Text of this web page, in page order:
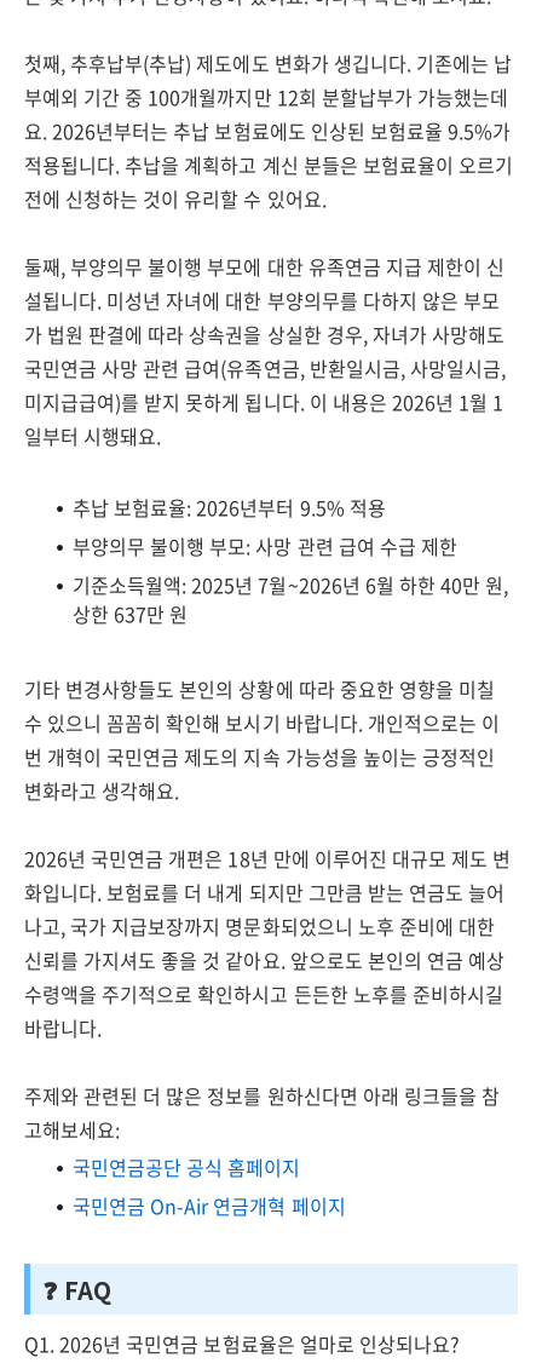
첫째, 추후납부(추납) 제도에도 변화가 생깁니다. 기존에는 납
부예외 기간 중 100개월까지만 12회 분할납부가 가능했는데
요. 2026년부터는 추납 보험료에도 인상된 보험료율 9.5%가
적용됩니다. 추납을 계획하고 계신 분들은 보험료율이 오르기
전에 신청하는 것이 유리할 수 있어요.
둘째, 부양의무 불이행 부모에 대한 유족연금 지급 제한이 신
설됩니다. 미성년 자녀에 대한 부양의무를 다하지 않은 부모
가 법원 판결에 따라 상속권을 상실한 경우, 자녀가 사망해도
국민연금 사망 관련 급여(유족연금, 반환일시금, 사망일시금,
미지급급여)를 받지 못하게 됩니다. 이 내용은 2026년 1월 1
일부터 시행돼요.
추납 보험료율: 2026년부터 9.5% 적용
부양의무 불이행 부모: 사망 관련 급여 수급 제한
기준소득월액: 2025년 7월~2026년 6월 하한 40만 원,
상한 637만 원
기타 변경사항들도 본인의 상황에 따라 중요한 영향을 미칠
수 있으니 꼼꼼히 확인해 보시기 바랍니다. 개인적으로는 이
번 개혁이 국민연금 제도의 지속 가능성을 높이는 긍정적인
변화라고 생각해요.
2026년 국민연금 개편은 18년 만에 이루어진 대규모 제도 변
화입니다. 보험료를 더 내게 되지만 그만큼 받는 연금도 늘어
나고, 국가 지급보장까지 명문화되었으니 노후 준비에 대한
신뢰를 가지셔도 좋을 것 같아요. 앞으로도 본인의 연금 예상
수령액을 주기적으로 확인하시고 든든한 노후를 준비하시길
바랍니다.
주제와 관련된 더 많은 정보를 원하신다면 아래 링크들을 참
고해보세요:
국민연금공단 공식 홈페이지
국민연금 On-Air 연금개혁 페이지
❓ FAQ
Q1. 2026년 국민연금 보험료율은 얼마로 인상되나요?